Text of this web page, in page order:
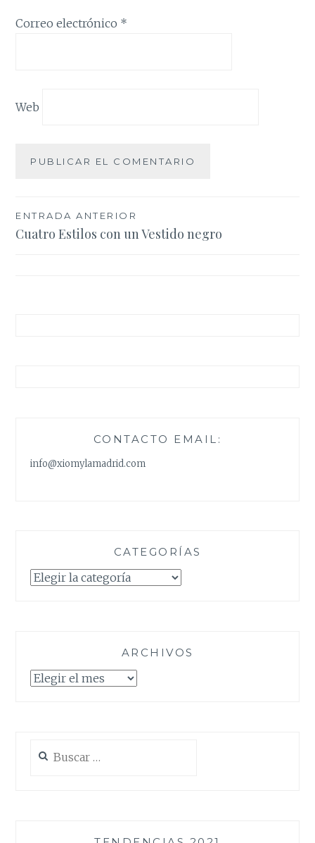
Correo electrónico *
Web
Navegación
de
ENTRADA ANTERIOR
Cuatro Estilos con un Vestido negro
CONTACTO EMAIL:
info@xiomylamadrid.com
CATEGORÍAS
Categorías
ARCHIVOS
Archivos